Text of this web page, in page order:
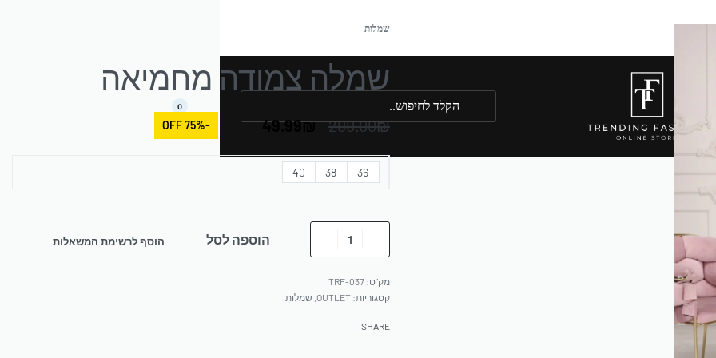
0
שמלות
שמלה צמודה מחמיאה
200.00₪
49.99₪
-75% OFF
36
38
40
הוספה לסל הוסף לרשימת המשאלות
TRF-037
קטגוריות: OUTLET
, שמלות
SHARE